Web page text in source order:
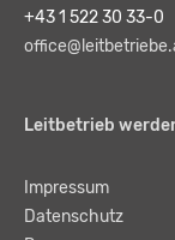
+43 1 522 30 33-0
Leitbetrieb
Impressum
Datenschutz